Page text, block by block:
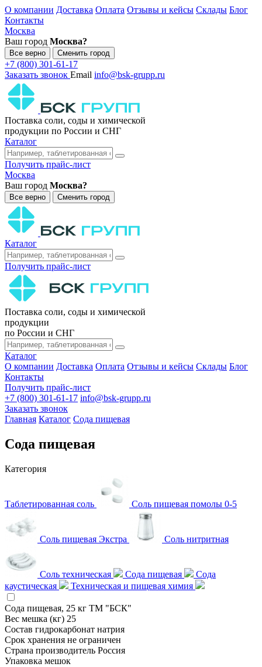
О компании Доставка Оплата Отзывы и кейсы Склады Блог
Контакты
Москва
Ваш город Москва?
Все верно Сменить город
+7 (800) 301-61-17
Заказать звонок Email info@bsk-grupp.ru
Поставка соли, соды и химической
продукции по России и СНГ
Каталог
Получить прайс-лист
Москва
Ваш город Москва?
Все верно Сменить город
Каталог
Получить прайс-лист
Поставка соли, соды и химической
продукции
по России и СНГ
Каталог
О компании Доставка Оплата Отзывы и кейсы Склады Блог
Контакты
Получить прайс-лист
+7 (800) 301-61-17 info@bsk-grupp.ru
Заказать звонок
Главная Каталог Сода пищевая
Сода пищевая
Категория
Таблетированная соль Соль пищевая помолы 0-5
Соль пищевая Экстра Соль нитритная
Соль техническая Сода пищевая
Сода
каустическая
Техническая и пищевая химия
Сода пищевая, 25 кг ТМ "БСК"
Вес мешка (кг) 25
Состав гидрокарбонат натрия
Срок хранения не ограничен
Страна производитель Россия
Упаковка мешок